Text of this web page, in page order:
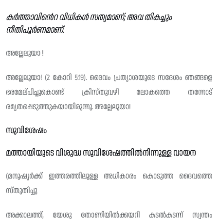
കർത്താവിൻെറ വിധികൾ സത്യമാണ്; അവ തികച്ചും
നീതിപൂർണമാണ്.
അല്ലേലുയാ !
അല്ലേലൂയാ! (2 കോറി 5:19). ദൈവം പ്രത്യാശയുടെ സദേശം ഞങ്ങളെ
ഭരമേല്‌പിച്ചുകൊണ്ട് ക്രിസ്‌തുവഴി ലോകത്തെ തന്നോട്
രമ്യതപ്പെടുത്തുകയായിരുന്നു. അല്ലേലൂയാ!
സുവിശേഷം
മത്തായിയുടെ വിശുദ്ധ സുവിശേഷത്തിൽനിന്നുള്ള വായന
(മനുഷ്യർക്ക് ഇത്തരത്തിലുള്ള അധികാരം കൊടുത്ത ദൈവത്തെ
സ്തുതിച്ചു
അക്കാലത്ത്, യേശു തോണിയിൽക്കയറി കടൽകടന്ന് സ്വന്തം